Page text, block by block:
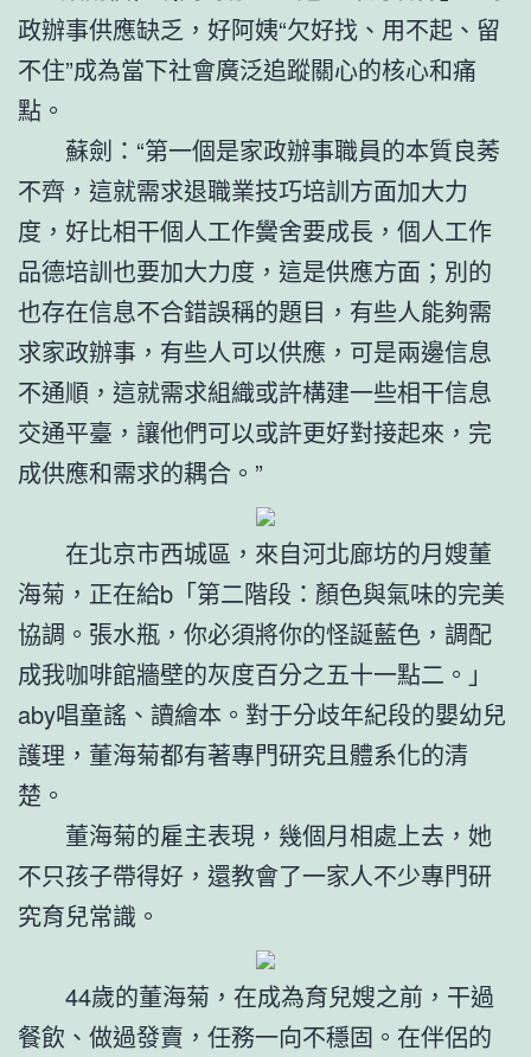
政辦事供應缺乏，好阿姨“欠好找、用不起、留
不住”成為當下社會廣泛追蹤關心的核心和痛
點。
蘇劍：“第一個是家政辦事職員的本質良莠
不齊，這就需求退職業技巧培訓方面加大力
度，好比相干個人工作黌舍要成長，個人工作
品德培訓也要加大力度，這是供應方面；別的
也存在信息不合錯誤稱的題目，有些人能夠需
求家政辦事，有些人可以供應，可是兩邊信息
不通順，這就需求組織或許構建一些相干信息
交通平臺，讓他們可以或許更好對接起來，完
成供應和需求的耦合。”
在北京市西城區，來自河北廊坊的月嫂董
海菊，正在給b「第二階段：顏色與氣味的完美
協調。張水瓶，你必須將你的怪誕藍色，調配
成我咖啡館牆壁的灰度百分之五十一點二。」
aby唱童謠、讀繪本。對于分歧年紀段的嬰幼兒
護理，董海菊都有著專門研究且體系化的清
楚。
董海菊的雇主表現，幾個月相處上去，她
不只孩子帶得好，還教會了一家人不少專門研
究育兒常識。
44歲的董海菊，在成為育兒嫂之前，干過
餐飲、做過發賣，任務一向不穩固。在伴侶的